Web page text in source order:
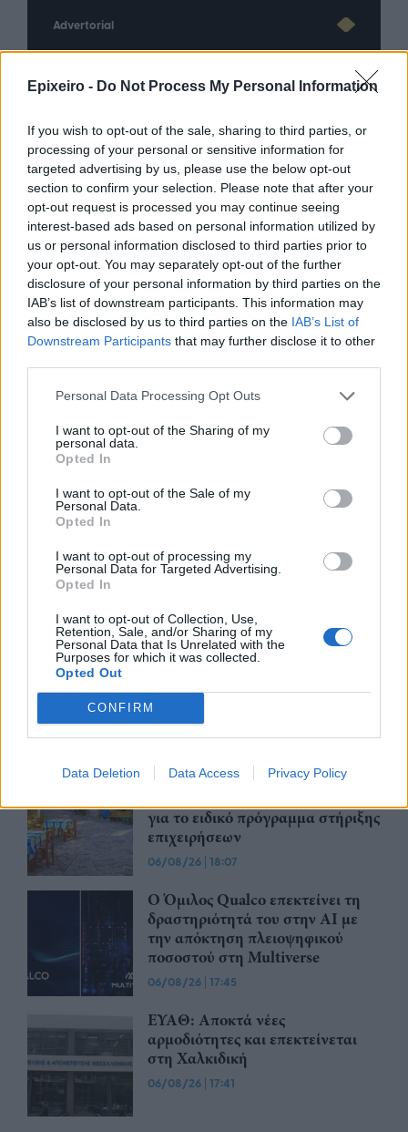
Epixeiro - Do Not Process My Personal Information
If you wish to opt-out of the sale, sharing to third parties, or
processing of your personal or sensitive information for
targeted advertising by us, please use the below opt-out
section to confirm your selection. Please note that after your
opt-out request is processed you may continue seeing
interest-based ads based on personal information utilized by
us or personal information disclosed to third parties prior to
your opt-out. You may separately opt-out of the further
disclosure of your personal information by third parties on the
IAB’s list of downstream participants. This information may
also be disclosed by us to third parties on the IAB’s List of
Downstream Participants that may further disclose it to other
Personal Data Processing Opt Outs
I want to opt-out of the Sharing of my
personal data.
Opted In
I want to opt-out of the Sale of my
Personal Data.
Opted In
I want to opt-out of processing my
Personal Data for Targeted Advertising.
Opted In
I want to opt-out of Collection, Use,
Retention, Sale, and/or Sharing of my
Personal Data that Is Unrelated with the
Purposes for which it was collected.
Opted Out
CONFIRM
Data Deletion Data Access Privacy Policy
Advertorial
Trade Estates: Στην κατοχή της το
50% του Sofia South Ring Mall με
τίμημα 49,35 εκατ. ευρώ
07/08/26|16:53
Ατρόμητος και Novibet
ανανεώνουν τη συνεργασία τους
μέχρι το 2028
υπογραφή της Lidl Ελλάς
και ισχυρό ανεκτέλεστο
συμβάσεων το πρώτο εξάμηνο
07/08/26|12:09
Apollo Global Management:
δισ. δολαρίων - Η δήλωση του Sir
Στέλιου Χατζηιωάννου
06/08/26|18:31
Σαμοθράκη: Σε λειτουργία η
για το ειδικό πρόγραμμα στήριξης
επιχειρήσεων
06/08/26 | 18:07
Ο Όμιλος Qualco επεκτείνει τη
δραστηριότητά του στην ΑΙ με
την απόκτηση πλειοψηφικού
ποσοστού στη Multiverse
06/08/26 | 17:45
ΕΥΑΘ: Αποκτά νέες
αρμοδιότητες και επεκτείνεται
στη Χαλκιδική
06/08/26 | 17:41